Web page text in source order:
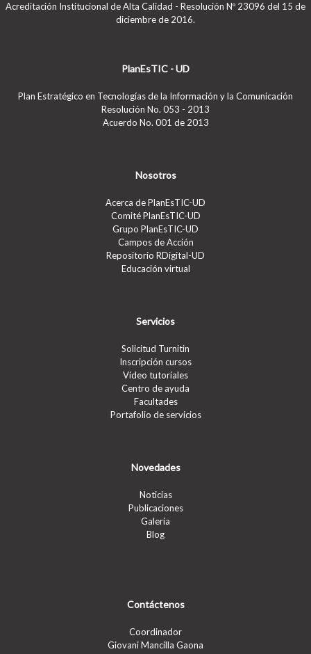
Acreditación Institucional de Alta Calidad - Resolución Nº 23096 del 15 de
diciembre de 2016.
PlanEsTIC - UD
Plan Estratégico en Tecnologías de la Información y la Comunicación
Resolución No. 053 - 2013
Acuerdo No. 001 de 2013
Nosotros
Acerca de PlanEsTIC-UD
Comité PlanEsTIC-UD
Grupo PlanEsTIC-UD
Campos de Acción
Repositorio RDigital-UD
Educación virtual
Servicios
Solicitud Turnitin
Inscripción cursos
Video tutoriales
Centro de ayuda
Facultades
Portafolio de servicios
Novedades
Noticias
Publicaciones
Galería
Blog
Contáctenos
Coordinador
Giovani Mancilla Gaona